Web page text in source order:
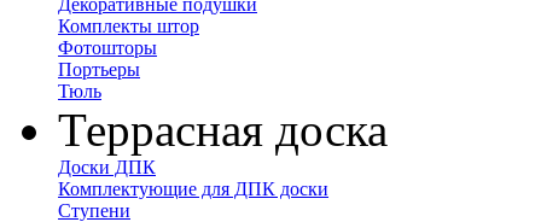
Декоративные подушки
Комплекты штор
Фотошторы
Портьеры
Тюль
Террасная доска
Доски ДПК
Комплектующие для ДПК доски
Ступени